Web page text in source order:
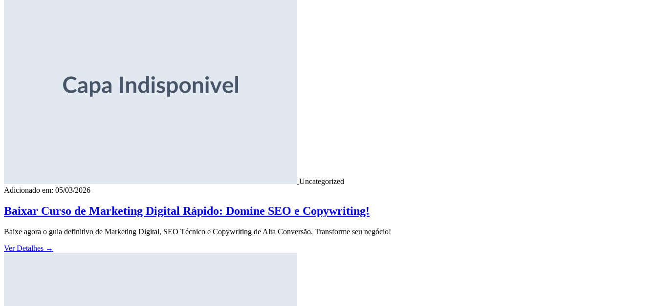
Uncategorized
Adicionado em: 05/03/2026
Baixar Curso de Marketing Digital Rápido: Domine SEO e Copywriting!
Baixe agora o guia definitivo de Marketing Digital, SEO Técnico e Copywriting de Alta Conversão. Transforme seu negócio!
Ver Detalhes →